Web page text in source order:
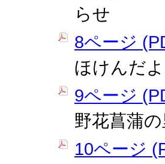
らせ
8ページ
ほけんだ
9ページ
野花菖蒲
10ページ